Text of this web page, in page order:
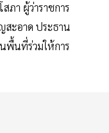
ภา ผู้ว่าราชการ
สะอาด ประธาน
พื้นที่ร่วมให้การ